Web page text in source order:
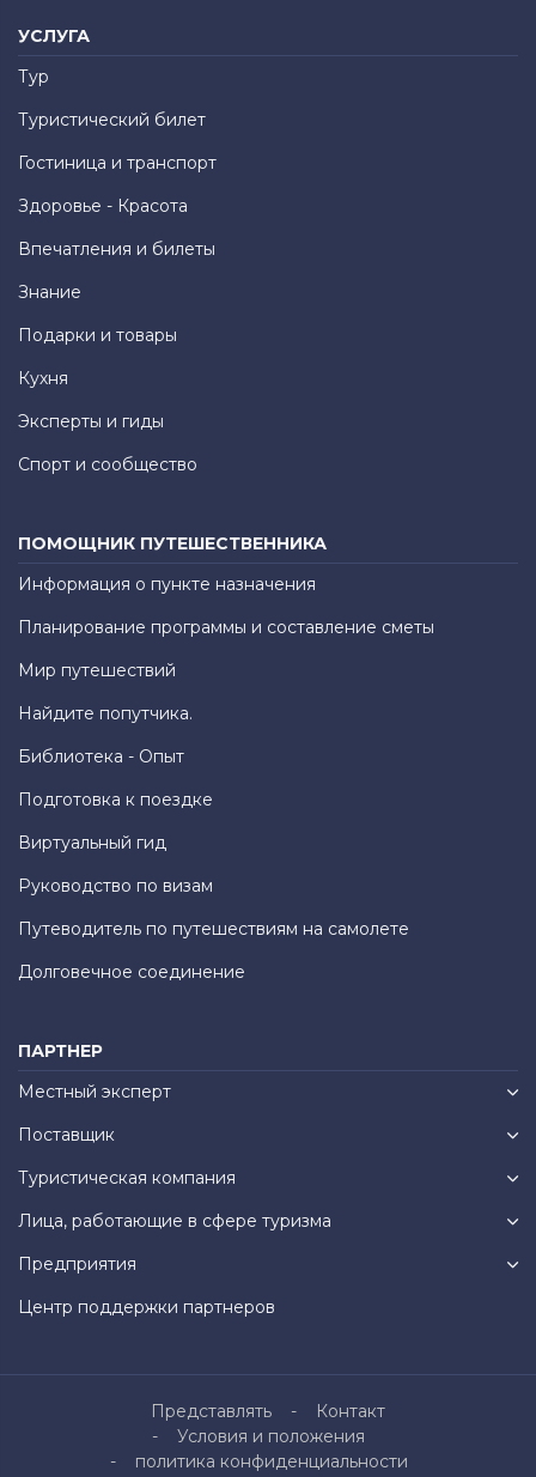
УСЛУГА
Тур
Туристический билет
Гостиница и транспорт
Здоровье - Красота
Впечатления и билеты
Знание
Подарки и товары
Кухня
Эксперты и гиды
Спорт и сообщество
ПОМОЩНИК ПУТЕШЕСТВЕННИКА
Информация о пункте назначения
Планирование программы и составление сметы
Мир путешествий
Найдите попутчика.
Библиотека - Опыт
Подготовка к поездке
Виртуальный гид
Руководство по визам
Путеводитель по путешествиям на самолете
Долговечное соединение
ПАРТНЕР
Местный эксперт
Поставщик
Туристическая компания
Лица, работающие в сфере туризма
Предприятия
Центр поддержки партнеров
Представлять
Контакт
Условия и положения
политика конфиденциальности